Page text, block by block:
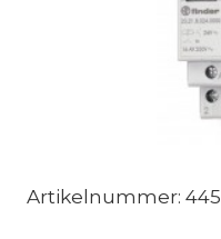
Artikelnummer: